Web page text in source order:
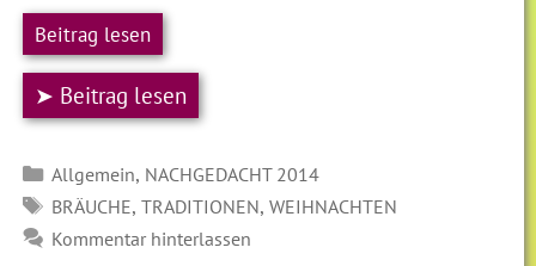
Beitrag lesen
➤ Beitrag lesen
Kategorien
Allgemein, NACHGEDACHT 2014
SCHLAGWÖRTER
BRÄUCHE, TRADITIONEN, WEIHNACHTEN
Kommentar hinterlassen